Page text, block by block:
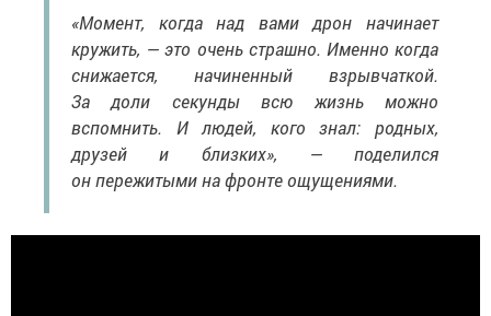
«Момент, когда над вами дрон начинает
кружить, — это очень страшно. Именно когда
снижается, начиненный взрывчаткой.
За доли секунды всю жизнь можно
вспомнить. И людей, кого знал: родных,
друзей и близких», — поделился
он пережитыми на фронте ощущениями.